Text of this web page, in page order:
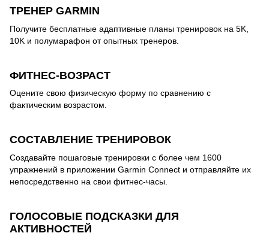
ТРЕНЕР GARMIN
Получите бесплатные адаптивные планы тренировок на 5K,
10K и полумарафон от опытных тренеров.
ФИТНЕС-ВОЗРАСТ
Оцените свою физическую форму по сравнению с
фактическим возрастом.
СОСТАВЛЕНИЕ ТРЕНИРОВОК
Создавайте пошаговые тренировки с более чем 1600
упражнений в приложении Garmin Connect и отправляйте их
непосредственно на свои фитнес-часы.
ГОЛОСОВЫЕ ПОДСКАЗКИ ДЛЯ
АКТИВНОСТЕЙ